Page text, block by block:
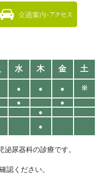
水 木 金 土
● ● ● ※
●
●
●
●
尿器科の診療です。
認ください。